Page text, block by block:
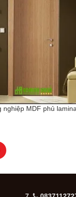
nghiệp MDF phủ